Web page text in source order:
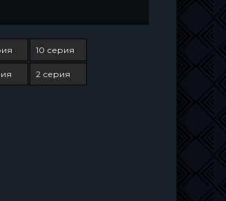
10 серия
2 серия